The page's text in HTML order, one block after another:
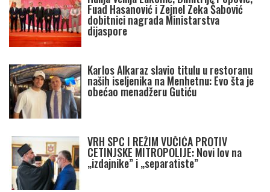
Fuad Hasanović i Zejnel Zeka Šabović
dobitnici nagrada Ministarstva
dijaspore
Karlos Alkaraz slavio titulu u restoranu
naših iseljenika na Menhetnu: Evo šta je
obećao menadžeru Gutiću
VRH SPC I REŽIM VUČIĆA PROTIV
CETINJSKE MITROPOLIJE: Novi lov na
„izdajnike” i „separatiste”